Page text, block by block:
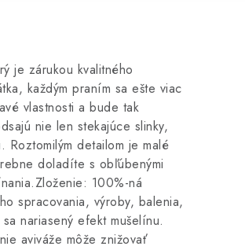
je zárukou kvalitného
každým praním sa ešte viac
vlastnosti a bude tak
nie len stekajúce slinky,
detailom je malé
doladíte s obľúbenými
100%-ná
spracovania, výroby, balenia,
nariasený efekt mušelínu.
aviváže môže znižovať